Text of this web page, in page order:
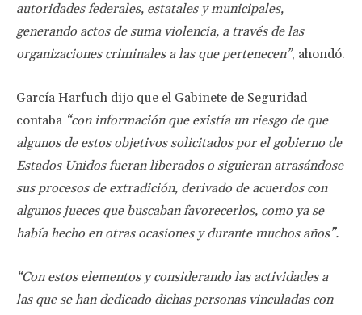
autoridades federales, estatales y municipales,
generando actos de suma violencia, a través de las
organizaciones criminales a las que pertenecen”, ahondó.
García Harfuch dijo que el Gabinete de Seguridad
contaba “con información que existía un riesgo de que
algunos de estos objetivos solicitados por el gobierno de
Estados Unidos fueran liberados o siguieran atrasándose
sus procesos de extradición, derivado de acuerdos con
algunos jueces que buscaban favorecerlos, como ya se
había hecho en otras ocasiones y durante muchos años”.
“Con estos elementos y considerando las actividades a
las que se han dedicado dichas personas vinculadas con